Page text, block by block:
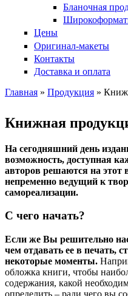
Бланочная
Цены
Оригинал-макеты
Контакты
Доставка и оплата
Главная » Продукция »
Книжная
На сегодняшний день
возможность, доступная
авторов решаются на
непременно ведущий к
самореализации.
С чего начать?
Если же Вы решительно
чем отдавать ее в печать,
некоторые моменты.
обложка книги, чтобы
содержания, какой